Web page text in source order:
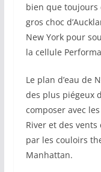
bien que toujours
gros choc
New York pour
la cellule
Le plan d’eau de
des plus piégeux
composer avec
River et des
par les couloirs
Manhattan.